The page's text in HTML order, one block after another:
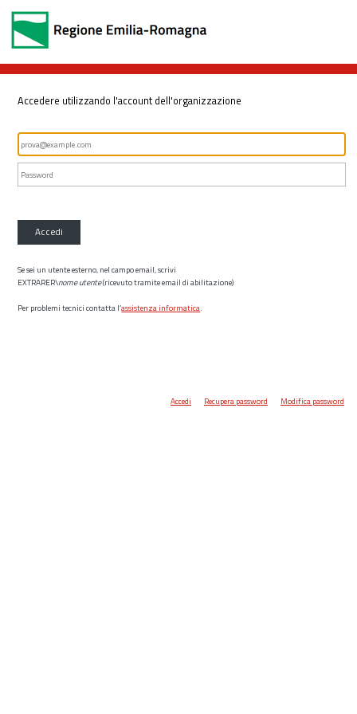
Accedere utilizzando l'account dell'organizzazione
Accedi
Se sei un utente esterno, nel campo email, scrivi
EXTRARER\nome utente(ricevuto tramite email di abilitazione)
Per problemi tecnici contatta l’assistenza informatica.
Accedi Recupera password Modifica password